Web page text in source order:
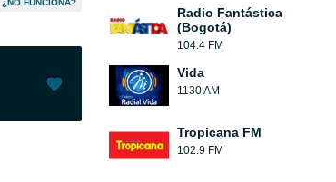
¿NO FUNCIONA?
Radio Fantástica
(Bogotá)
104.4 FM
Vida
1130 AM
Tropicana FM
102.9 FM